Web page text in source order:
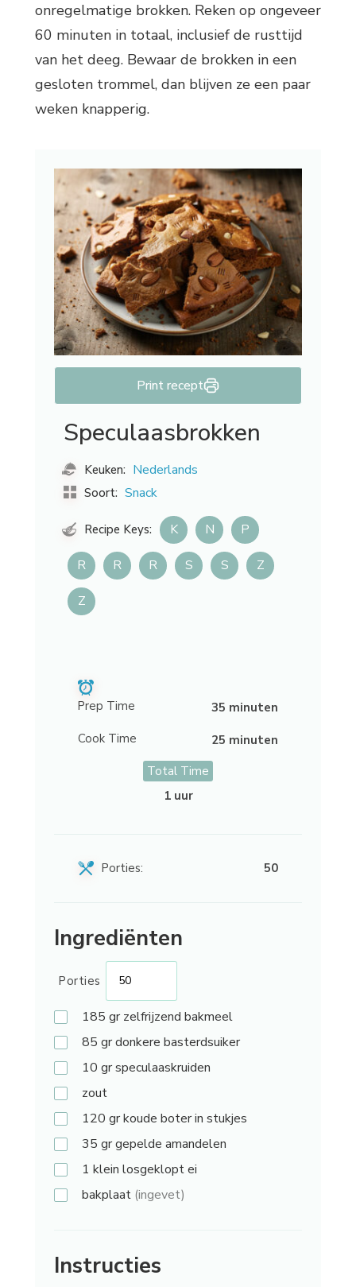
onregelmatige brokken. Reken op ongeveer
60 minuten in totaal, inclusief de rusttijd
van het deeg. Bewaar de brokken in een
gesloten trommel, dan blijven ze een paar
weken knapperig.
Print recept
Speculaasbrokken
Keuken: Nederlands
Soort: Snack
Recipe Keys: K N P
R R R S S Z
Z
Prep Time
35 minuten
Cook Time
25 minuten
Total Time
1 uur
Porties: 50
Ingrediënten
Porties
185 gr zelfrijzend bakmeel
85 grdonkere basterdsuiker
10 grspeculaaskruiden
zout
120 grkoude boter in stukjes
35 grgepelde amandelen
1 klein losgeklopt ei
bakplaat (ingevet)
Instructies